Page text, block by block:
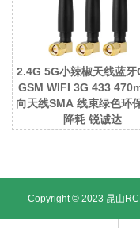
2.4G 5G小辣椒天线蓝牙
GSM WIFI 3G 433
向天线SMA 线束绿色环
降耗 锐诚达
Copyright © 2023 昆山